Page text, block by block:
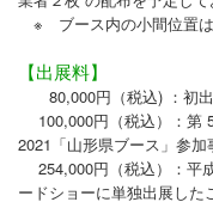
※ ブース内の小間位置は
【出展料】
80,000円（税込) ：初
100,000円（税込）：第
2021「山形県ブース」参加
254,000円（税込）：平
ードショーに単独出展した